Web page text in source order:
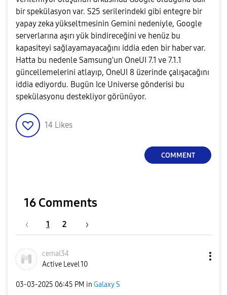
bir spekülasyon var. S25 serilerindeki gibi entegre bir
yapay zeka yükseltmesinin Gemini nedeniyle, Google
serverlarına aşırı yük bindireceğini ve henüz bu
kapasiteyi sağlayamayacağını iddia eden bir haber var.
Hatta bu nedenle Samsung'un OneUI 7.1 ve 7.1.1
güncellemelerini atlayıp, OneUI 8 üzerinde çalışacağını
iddia ediyordu. Bugün Ice Universe gönderisi bu
spekülasyonu destekliyor görünüyor.
14 Likes
COMMENT
16 Comments
1 2
cemal34
Active Level 10
‎03-03-2025 06:45 PM in Galaxy S